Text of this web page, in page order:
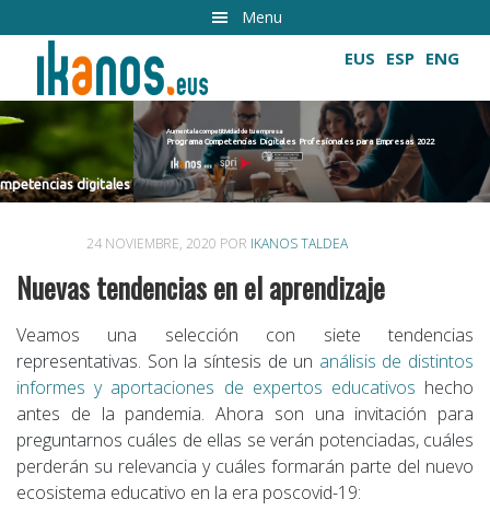
al
contenido
principal
Menu
EUS ESP ENG
Aumenta la competitividad de tu empresa
Programa Competencias Digitales Profesionales para Empresas 2022
Cultivando las competencias digitales
24 NOVIEMBRE, 2020 POR IKANOS TALDEA
Nuevas tendencias en el aprendizaje
Veamos una selección con siete tendencias
representativas. Son la síntesis de un análisis de distintos
informes y aportaciones de expertos educativos hecho
antes de la pandemia. Ahora son una invitación para
preguntarnos cuáles de ellas se verán potenciadas, cuáles
perderán su relevancia y cuáles formarán parte del nuevo
ecosistema educativo en la era poscovid-19: